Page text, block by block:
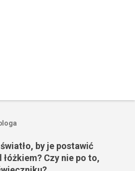
by je postawić
Czy nie po to,